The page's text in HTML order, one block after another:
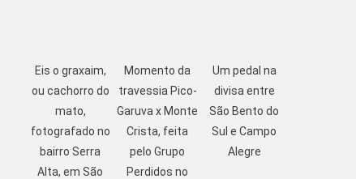
Eis o graxaim,
ou cachorro do
mato,
fotografado no
bairro Serra
Alta, em São
Momento da
travessia Pico-
Garuva x Monte
Crista, feita
pelo Grupo
Perdidos no
Um pedal na
divisa entre
São Bento do
Sul e Campo
Alegre